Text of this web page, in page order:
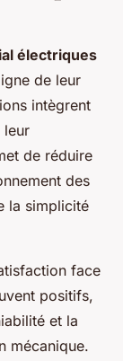
électriques
de leur
intègrent
leur
de réduire
des
la simplicité
face
positifs,
et la
mécanique.